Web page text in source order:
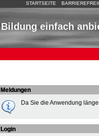
STARTSEITE
Bildung einfach
Meldungen
Da Sie die Anwendung
Login